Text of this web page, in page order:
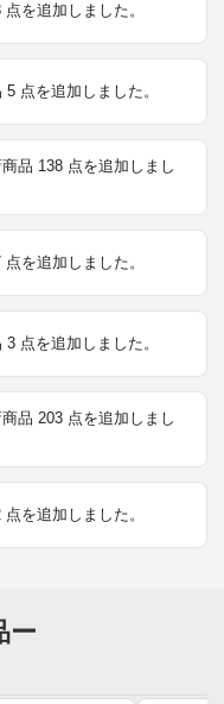
を追加しました。
点を追加しました。
品 138 点を追加しまし
を追加しました。
点を追加しました。
品 203 点を追加しまし
を追加しました。
ー